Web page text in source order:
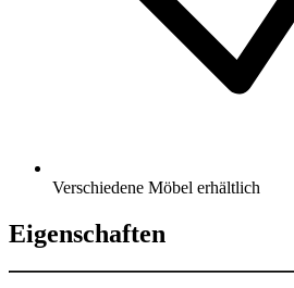
Verschiedene Möbel erhältlich
Eigenschaften